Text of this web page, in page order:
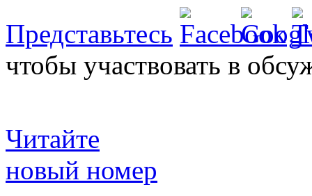
Представьтесь
чтобы участвовать в
Читайте
новый номер